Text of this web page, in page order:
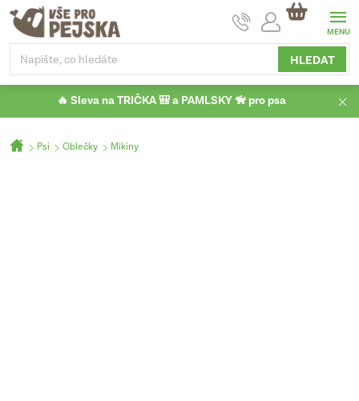
Přejít
obsah
HLEDAT
NÁKUPNÍ
KOŠÍK
🔥 Sleva na TRIČKA 🎒 a PAMLSKY 🦮 pro psa
Domů
Psi Oblečky Mikiny